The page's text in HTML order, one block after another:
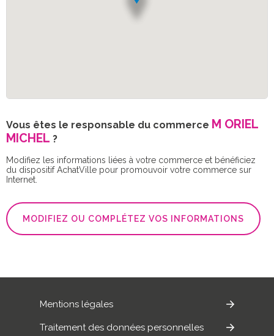
Vous êtes le responsable du commerce M ORIEL
MICHEL ?
Modifiez les informations liées à votre commerce et bénéficiez
du dispositif AchatVille pour promouvoir votre commerce sur
Internet.
MODIFIEZ OU COMPLÉTEZ VOS INFORMATIONS
Mentions légales
Traitement des données personnelles